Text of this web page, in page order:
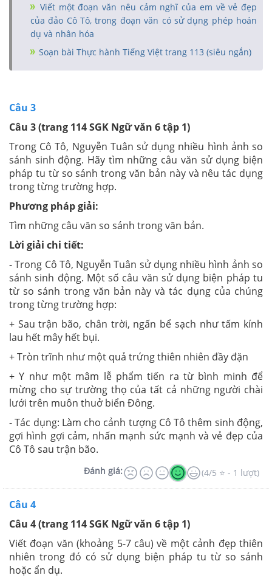
Viết một đoạn văn nêu cảm nghĩ của em về vẻ đẹp
của đảo Cô Tô, trong đoạn văn có sử dụng phép hoán
dụ và nhân hóa
Soạn bài Thực hành Tiếng Việt trang 113 (siêu ngắn)
Câu 3
Câu 3 (trang 114 SGK Ngữ văn 6 tập 1)
Trong Cô Tô, Nguyễn Tuân sử dụng nhiều hình ảnh so
sánh sinh động. Hãy tìm những câu văn sử dụng biện
pháp tu từ so sánh trong văn bản này và nêu tác dụng
trong từng trường hợp.
Phương pháp giải:
Tìm những câu văn so sánh trong văn bản.
Lời giải chi tiết:
- Trong Cô Tô, Nguyễn Tuân sử dụng nhiều hình ảnh so
sánh sinh động. Một số câu văn sử dụng biện pháp tu
từ so sánh trong văn bản này và tác dụng của chúng
trong từng trường hợp:
+ Sau trận bão, chân trời, ngấn bể sạch như tấm kính
lau hết mây hết bụi.
+ Tròn trĩnh như một quả trứng thiên nhiên đầy đặn
+ Y như một mâm lễ phẩm tiến ra từ bình minh để
mừng cho sự trường thọ của tất cả những người chài
lưới trên muôn thuở biển Đông.
- Tác dụng: Làm cho cảnh tượng Cô Tô thêm sinh động,
gợi hình gợi cảm, nhấn mạnh sức mạnh và vẻ đẹp của
Cô Tô sau trận bão.
Đánh giá: (4/5 ⭐ - 1 lượt)
Câu 4
Câu 4 (trang 114 SGK Ngữ văn 6 tập 1)
Viết đoạn văn (khoảng 5-7 câu) về một cảnh đẹp thiên
nhiên trong đó có sử dụng biện pháp tu từ so sánh
hoặc ẩn dụ.